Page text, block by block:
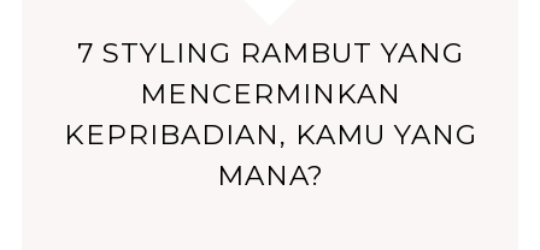
7 STYLING RAMBUT YANG
MENCERMINKAN
KEPRIBADIAN, KAMU YANG
MANA?